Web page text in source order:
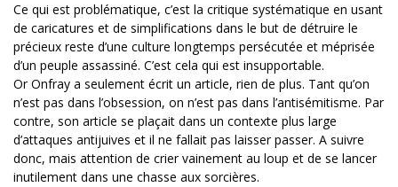
Ce qui est problématique, c’est la critique systématique en usant
de caricatures et de simplifications dans le but de détruire le
précieux reste d’une culture longtemps persécutée et méprisée
d’un peuple assassiné. C’est cela qui est insupportable.
Or Onfray a seulement écrit un article, rien de plus. Tant qu’on
n’est pas dans l’obsession, on n’est pas dans l’antisémitisme. Par
contre, son article se plaçait dans un contexte plus large
d’attaques antijuives et il ne fallait pas laisser passer. A suivre
donc, mais attention de crier vainement au loup et de se lancer
inutilement dans une chasse aux sorcières.